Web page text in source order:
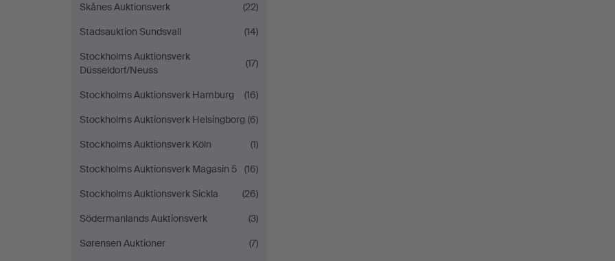
Skånes Auktionsverk
(22)
Stadsauktion Sundsvall
(14)
Stockholms Auktionsverk
Düsseldorf/Neuss
(17)
Stockholms Auktionsverk Hamburg
(16)
Stockholms Auktionsverk Helsingborg (6)
Stockholms Auktionsverk Köln
(1)
Stockholms Auktionsverk Magasin 5
(16)
Stockholms Auktionsverk Sickla
(26)
Södermanlands Auktionsverk
(3)
Sørensen Auktioner
(7)